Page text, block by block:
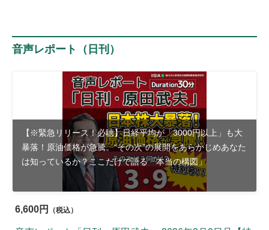
音声レポート（日刊）
【※緊急リリース！必聴】日経平均が「3000円以上」も大
暴落！原油価格が急騰。“その次”の展開をあらかじめあなた
は知っているか？ここだけで語る「本当の構図」
6,600円 （税込）